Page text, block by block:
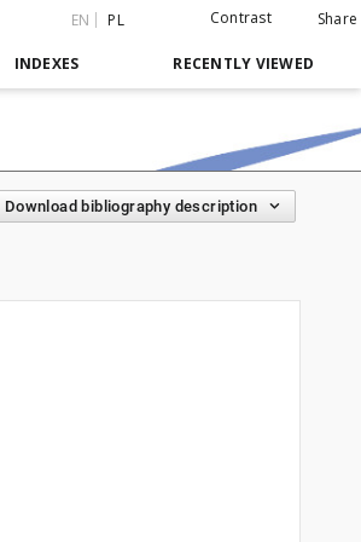
EN PL Contrast Share
INDEXES RECENTLY VIEWED
Download bibliography description